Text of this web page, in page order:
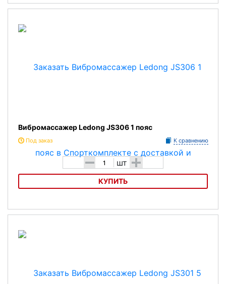
Вибромассажер Ledong JS306 5 поясов
Вибромассажер Ledong JS306 1 пояс
Под заказ К сравнению
- шт +
КУПИТЬ
Вибромассажер Ledong JS306 1 пояс